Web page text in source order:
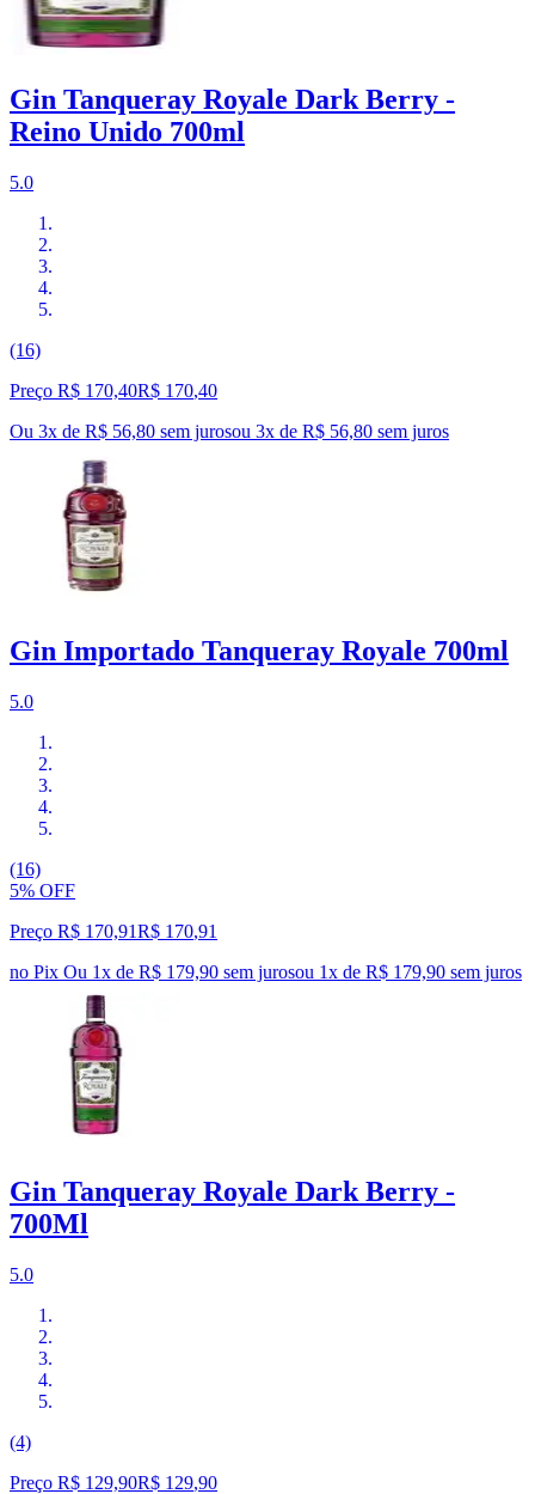
Gin Tanqueray Royale Dark Berry -
Reino Unido 700ml
5.0
(16)
Preço R$ 170,40R$ 170,40
Ou 3x de R$ 56,80 sem jurosou 3x de R$ 56,80 sem juros
Gin Importado Tanqueray Royale 700ml
5.0
(16)
5% OFF
Preço R$ 170,91R$ 170,91
no Pix Ou 1x de R$ 179,90 sem jurosou 1x de R$ 179,90 sem juros
Gin Tanqueray Royale Dark Berry -
700Ml
5.0
(4)
Preço R$ 129,90R$ 129,90